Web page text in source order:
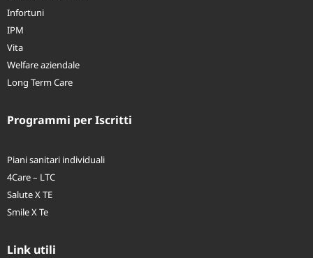
Infortuni
IPM
Vita
Welfare aziendale
Long Term Care
Programmi per Iscritti
Piani sanitari individuali
4Care – LTC
Salute X TE
Smile X Te
Link utili